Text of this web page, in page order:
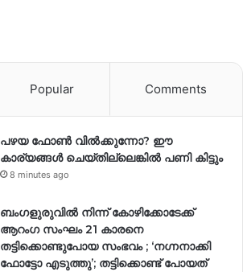
Popular Comments
പഴയ ഫോൺ വിൽക്കുന്നോ? ഈ
കാര്യങ്ങൾ ചെയ്തില്ലെങ്കിൽ പണി കിട്ടും
8 minutes ago
ബംഗളുരുവിൽ നിന്ന് കോഴിക്കോടേക്ക്
ആറംഗ സംഘം 21 കാരനെ
തട്ടിക്കൊണ്ടുപോയ സംഭവം ; ‘നഗ്നനാക്കി
ഫോട്ടോ എടുത്തു’; തട്ടിക്കൊണ്ട് പോയത്